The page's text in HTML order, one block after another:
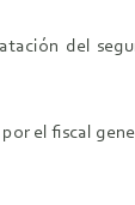
del
el fiscal